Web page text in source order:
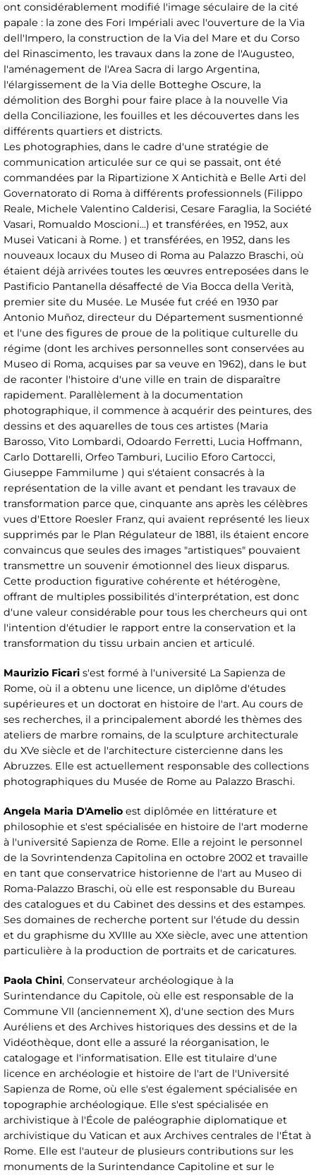
ont considérablement modifié l'image séculaire de la cité
papale : la zone des Fori Impériali avec l'ouverture de la Via
dell'Impero, la construction de la Via del Mare et du Corso
del Rinascimento, les travaux dans la zone de l'Augusteo,
l'aménagement de l'Area Sacra di largo Argentina,
l'élargissement de la Via delle Botteghe Oscure, la
démolition des Borghi pour faire place à la nouvelle Via
della Conciliazione, les fouilles et les découvertes dans les
différents quartiers et districts.
Les photographies, dans le cadre d'une stratégie de
communication articulée sur ce qui se passait, ont été
commandées par la Ripartizione X Antichità e Belle Arti del
Governatorato di Roma à différents professionnels (Filippo
Reale, Michele Valentino Calderisi, Cesare Faraglia, la Société
Vasari, Romualdo Moscioni...) et transférées, en 1952, aux
Musei Vaticani à Rome. ) et transférées, en 1952, dans les
nouveaux locaux du Museo di Roma au Palazzo Braschi, où
étaient déjà arrivées toutes les œuvres entreposées dans le
Pastificio Pantanella désaffecté de Via Bocca della Verità,
premier site du Musée. Le Musée fut créé en 1930 par
Antonio Muñoz, directeur du Département susmentionné
et l'une des figures de proue de la politique culturelle du
régime (dont les archives personnelles sont conservées au
Museo di Roma, acquises par sa veuve en 1962), dans le but
de raconter l'histoire d'une ville en train de disparaître
rapidement. Parallèlement à la documentation
photographique, il commence à acquérir des peintures, des
dessins et des aquarelles de tous ces artistes (Maria
Barosso, Vito Lombardi, Odoardo Ferretti, Lucia Hoffmann,
Carlo Dottarelli, Orfeo Tamburi, Lucilio Eforo Cartocci,
Giuseppe Fammilume ) qui s'étaient consacrés à la
représentation de la ville avant et pendant les travaux de
transformation parce que, cinquante ans après les célèbres
vues d'Ettore Roesler Franz, qui avaient représenté les lieux
supprimés par le Plan Régulateur de 1881, ils étaient encore
convaincus que seules des images "artistiques" pouvaient
transmettre un souvenir émotionnel des lieux disparus.
Cette production figurative cohérente et hétérogène,
offrant de multiples possibilités d'interprétation, est donc
d'une valeur considérable pour tous les chercheurs qui ont
l'intention d'étudier le rapport entre la conservation et la
transformation du tissu urbain ancien et articulé.
Maurizio Ficari s'est formé à l'université La Sapienza de
Rome, où il a obtenu une licence, un diplôme d'études
supérieures et un doctorat en histoire de l'art. Au cours de
ses recherches, il a principalement abordé les thèmes des
ateliers de marbre romains, de la sculpture architecturale
du XVe siècle et de l'architecture cistercienne dans les
Abruzzes. Elle est actuellement responsable des collections
photographiques du Musée de Rome au Palazzo Braschi.
Angela Maria D'Amelio est diplômée en littérature et
philosophie et s'est spécialisée en histoire de l'art moderne
à l'université Sapienza de Rome. Elle a rejoint le personnel
de la Sovrintendenza Capitolina en octobre 2002 et travaille
en tant que conservatrice historienne de l'art au Museo di
Roma-Palazzo Braschi, où elle est responsable du Bureau
des catalogues et du Cabinet des dessins et des estampes.
Ses domaines de recherche portent sur l'étude du dessin
et du graphisme du XVIIIe au XXe siècle, avec une attention
particulière à la production de portraits et de caricatures.
Paola Chini, Conservateur archéologique à la
Surintendance du Capitole, où elle est responsable de la
Commune VII (anciennement X), d'une section des Murs
Auréliens et des Archives historiques des dessins et de la
Vidéothèque, dont elle a assuré la réorganisation, le
catalogage et l'informatisation. Elle est titulaire d'une
licence en archéologie et histoire de l'art de l'Université
Sapienza de Rome, où elle s'est également spécialisée en
topographie archéologique. Elle s'est spécialisée en
archivistique à l'École de paléographie diplomatique et
archivistique du Vatican et aux Archives centrales de l'État à
Rome. Elle est l'auteur de plusieurs contributions sur les
monuments de la Surintendance Capitoline et sur le